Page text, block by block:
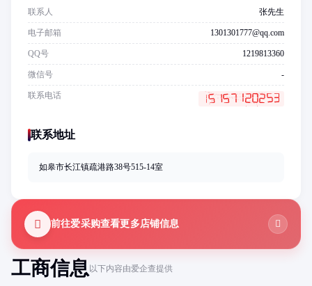
工商信息以下内容由爱企查提供
联系人 张先生
电子邮箱 1301301777@qq.com
QQ号 1219813360
微信号 -
联系电话
联系地址
如皋市长江镇疏港路38号515-14室
前往爱采购查看更多店铺信息